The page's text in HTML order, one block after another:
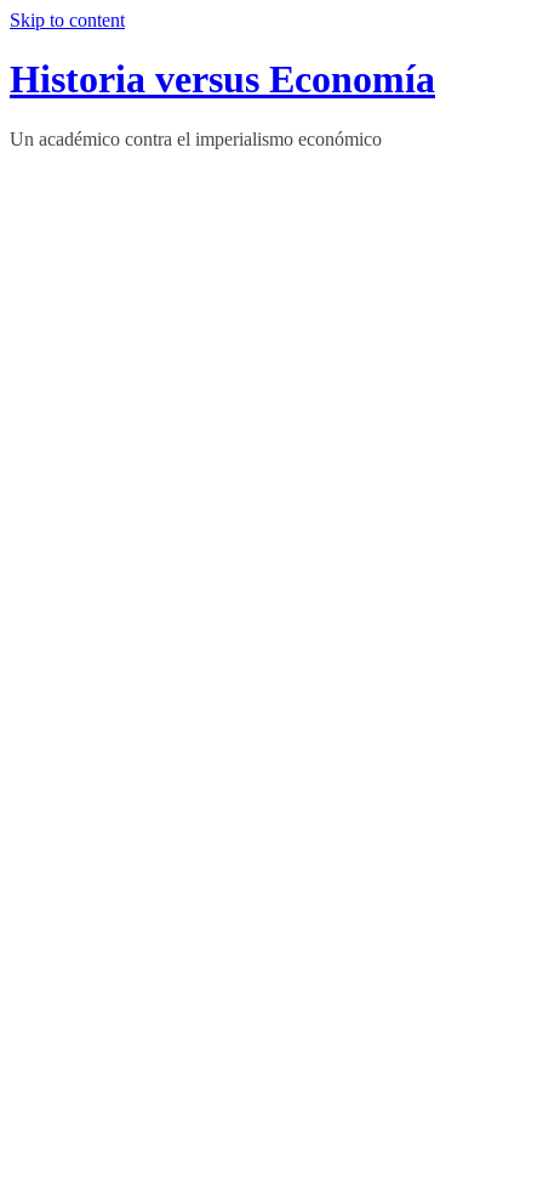
Skip to content
Historia versus Economía
Un académico contra el imperialismo económico